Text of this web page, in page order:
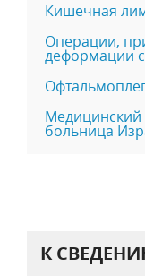
Кишечная
Операции,
деформации
больница
К